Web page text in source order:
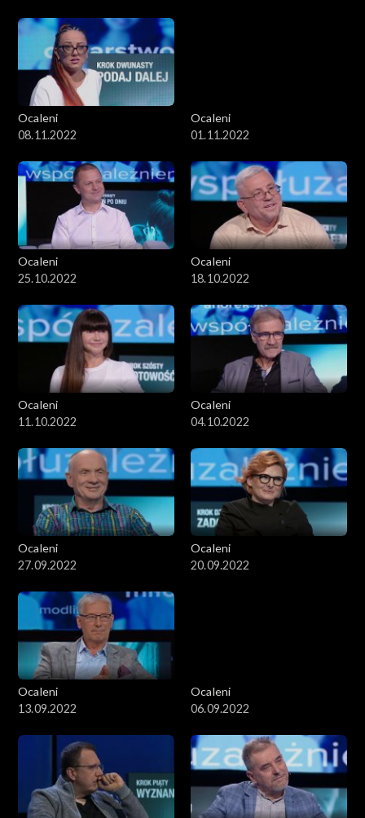
Ocaleni
08.11.2022
Ocaleni
01.11.2022
Ocaleni
25.10.2022
Ocaleni
18.10.2022
Ocaleni
11.10.2022
Ocaleni
04.10.2022
Ocaleni
27.09.2022
Ocaleni
20.09.2022
Ocaleni
13.09.2022
Ocaleni
06.09.2022